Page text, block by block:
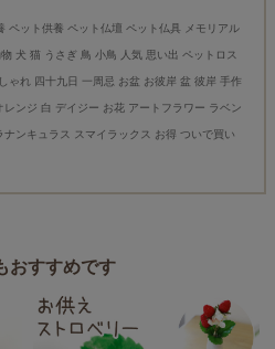
ペット供養 ペット仏壇 ペット仏具 メモリアル
犬 猫 うさぎ 鳥 小鳥 人気 思い出 ペットロス
ゃれ 四十九日 一周忌 お盆 お彼岸 盆 彼岸 手作
ンジ 白 デイジー お花 アートフラワー ラベン
ンキュラス スマイラックス お得 ついで買い
おすすめです